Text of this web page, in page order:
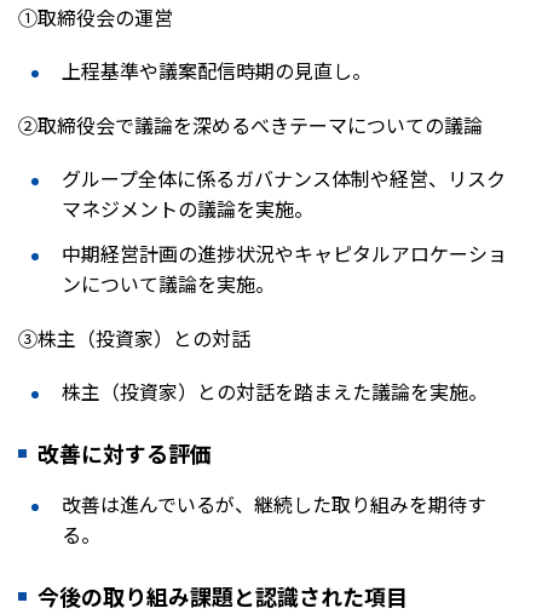
①取締役会の運営
上程基準や議案配信時期の見直し。
②取締役会で議論を深めるべきテーマについての議論
グループ全体に係るガバナンス体制や経営、リスク
マネジメントの議論を実施。
中期経営計画の進捗状況やキャピタルアロケーショ
ンについて議論を実施。
③株主（投資家）との対話
株主（投資家）との対話を踏まえた議論を実施。
改善に対する評価
改善は進んでいるが、継続した取り組みを期待す
る。
今後の取り組み課題と認識された項目